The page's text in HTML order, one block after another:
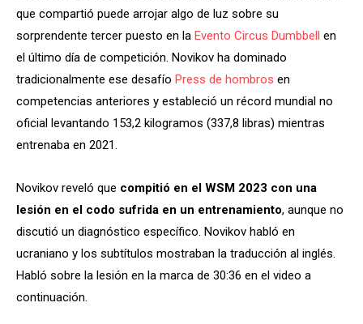
que compartió puede arrojar algo de luz sobre su
sorprendente tercer puesto en la Evento Circus Dumbbell en
el último día de competición. Novikov ha dominado
tradicionalmente ese desafío Press de hombros en
competencias anteriores y estableció un récord mundial no
oficial levantando 153,2 kilogramos (337,8 libras) mientras
entrenaba en 2021.
Novikov reveló que compitió en el WSM 2023 con una
lesión en el codo sufrida en un entrenamiento, aunque no
discutió un diagnóstico específico. Novikov habló en
ucraniano y los subtítulos mostraban la traducción al inglés.
Habló sobre la lesión en la marca de 30:36 en el video a
continuación.